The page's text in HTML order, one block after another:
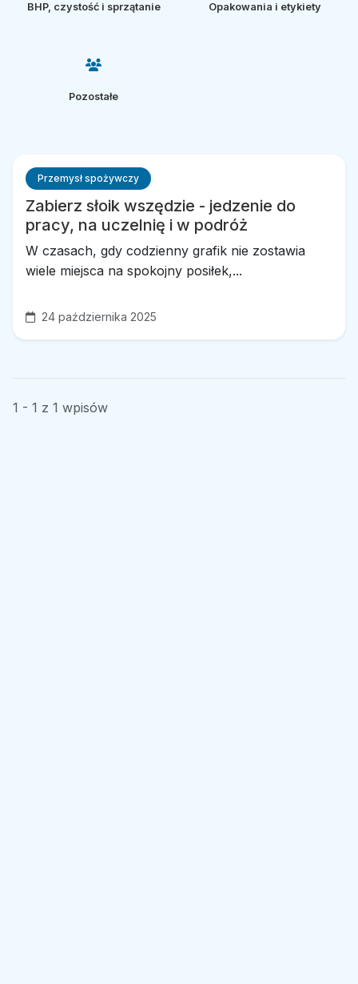
BHP, czystość i sprzątanie Opakowania i etykiety
Pozostałe
Przemysł spożywczy
Zabierz słoik wszędzie - jedzenie do
pracy, na uczelnię i w podróż
W czasach, gdy codzienny grafik nie zostawia
wiele miejsca na spokojny posiłek,...
24 października 2025
1 - 1 z 1 wpisów